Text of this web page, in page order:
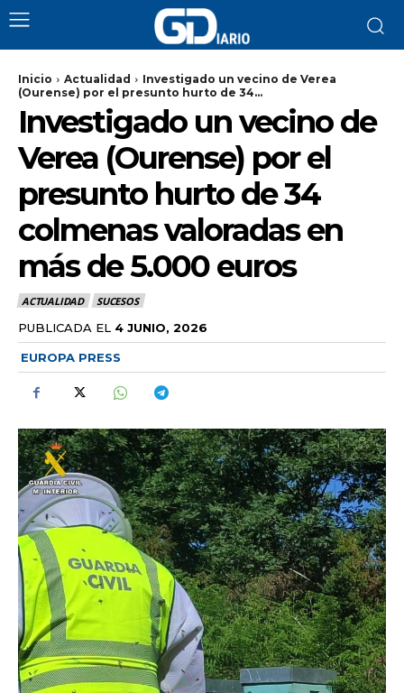
Inicio Actualidad
Investigado un vecino de Verea
(Ourense) por el presunto hurto de 34...
Investigado un vecino de
Verea (Ourense) por el
presunto hurto de 34
colmenas valoradas en
más de 5.000 euros
ACTUALIDAD SUCESOS
PUBLICADA EL 4 JUNIO, 2026
EUROPA PRESS